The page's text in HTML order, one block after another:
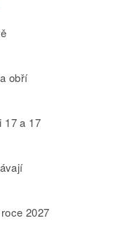
obří
17 a 17
2027